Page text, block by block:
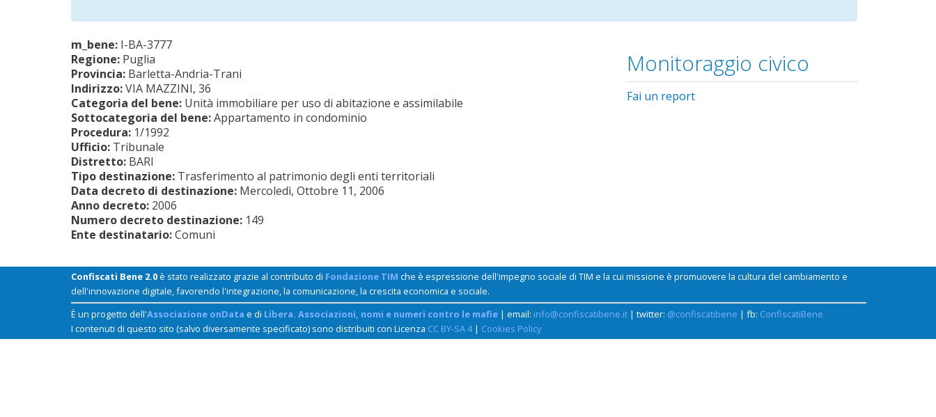
m_bene: I-BA-3777
Regione: Puglia
Provincia: Barletta-Andria-Trani
Indirizzo:VIA MAZZINI, 36
Categoria del bene: Unità immobiliare per uso di abitazione e assimilabile
Sottocategoria del bene:Appartamento in condominio
Procedura: 1/1992
Ufficio: Tribunale
Distretto: BARI
Tipo destinazione: Trasferimento al patrimonio degli enti territoriali
Data decreto di destinazione: Mercoledì, Ottobre 11, 2006
Anno decreto: 2006
Numero decreto destinazione: 149
Ente destinatario:Comuni
Monitoraggio civico
Fai un report
Confiscati Bene 2.0è stato realizzato grazie al contributo di Fondazione TIM che è espressione dell'impegno sociale di TIM e la cui missione è promuovere la cultura del cambiamento e
dell'innovazione digitale, favorendo l'integrazione, la comunicazione, la crescita economica e sociale.
È un progetto dell'Associazione onData e di Libera. Associazioni, nomi e numeri contro le mafie | email: info@confiscatibene.it | twitter: @confiscatibene | fb: ConfiscatiBene
I contenuti di questo sito (salvo diversamente specificato) sono distribuiti con Licenza CC BY-SA 4| Cookies Policy